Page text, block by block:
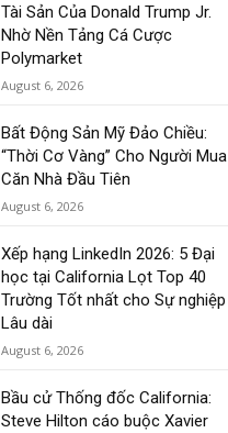
Tài Sản Của Donald Trump Jr.
Nhờ Nền Tảng Cá Cược
Polymarket
August 6, 2026
Bất Động Sản Mỹ Đảo Chiều:
“Thời Cơ Vàng” Cho Người Mua
Căn Nhà Đầu Tiên
August 6, 2026
Xếp hạng LinkedIn 2026: 5 Đại
học tại California Lọt Top 40
Trường Tốt nhất cho Sự nghiệp
Lâu dài
August 6, 2026
Bầu cử Thống đốc California:
Steve Hilton cáo buộc Xavier